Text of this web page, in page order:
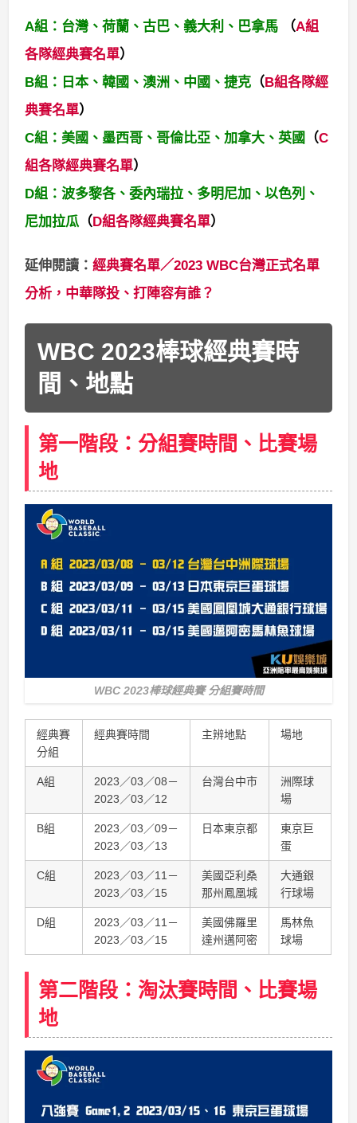
A組：台灣、荷蘭、古巴、義大利、巴拿馬 （A組
各隊經典賽名單）
B組：日本、韓國、澳洲、中國、捷克 （B組各隊經
典賽名單）
C組：美國、墨西哥、哥倫比亞、加拿大、英國
（C
組各隊經典賽名單）
D組：波多黎各、委內瑞拉、多明尼加、以色列、
尼加拉瓜（D組各隊經典賽名單）
延伸閱讀：經典賽名單／2023 WBC台灣正式名單
分析，中華隊投、打陣容有誰？
WBC 2023棒球經典賽時
間、地點
第一階段：分組賽時間、比賽場
地
WBC 2023棒球經典賽 分組賽時間
經典賽
分組
經典賽時間 主辨地點 場地
A組
2023／03／08－
2023／03／12
台灣台中市
洲際球
場
B組
2023／03／09－
2023／03／13
日本東京都
東京巨
蛋
C組
2023／03／11－
2023／03／15
美國亞利桑
那州鳳凰城
大通銀
行球場
D組
2023／03／11－
2023／03／15
美國佛羅里
達州邁阿密
馬林魚
球場
第二階段：淘汰賽時間、比賽場
地